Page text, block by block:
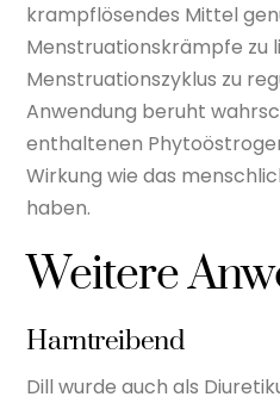
krampflösendes Mittel
Menstruationskrämpfe zu
Menstruationszyklus zu
Anwendung beruht
enthaltenen
Wirkung wie das
haben.
Weitere
Harntreibend
Dill wurde auch als